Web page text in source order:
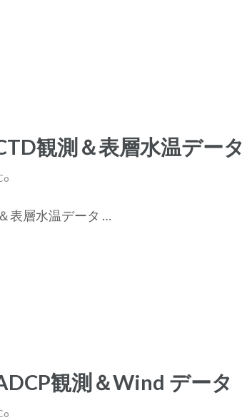
観測＆表層水温データ
表層水温データ …
観測＆Wind データ